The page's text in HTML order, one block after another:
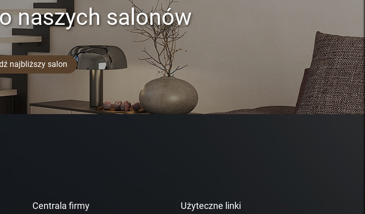
naszych salonów
najbliższy salon
Centrala firmy Użyteczne linki